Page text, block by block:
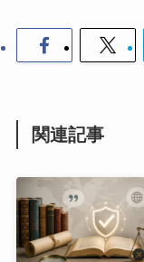
関連記事